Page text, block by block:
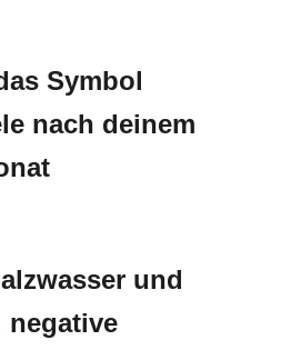
Symbol
nach deinem
und
negative